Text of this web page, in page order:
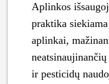
Aplinkos
praktika
aplinkai,
ir pesticidų